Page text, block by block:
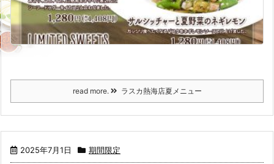
read more. ラスカ熱海店夏メニュー
2025年7月1日 期間限定